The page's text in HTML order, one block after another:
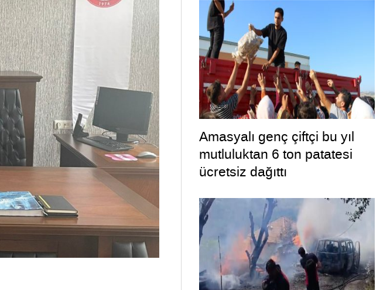
bakımda
Amasyalı genç çiftçi bu yıl
mutluluktan 6 ton patatesi
ücretsiz dağıttı